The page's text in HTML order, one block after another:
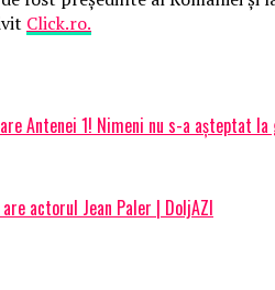
Click.ro.
Antenei 1! Nimeni nu s-a așteptat
actorul Jean Paler | DoljAZI